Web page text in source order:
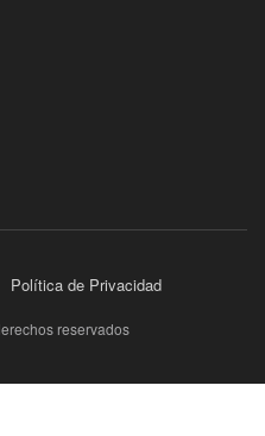
Política de Privacidad
reservados